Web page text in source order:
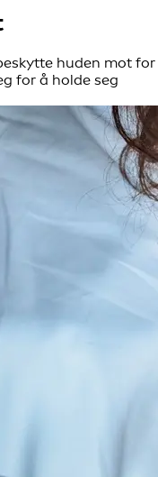
huden mot for
for å holde seg